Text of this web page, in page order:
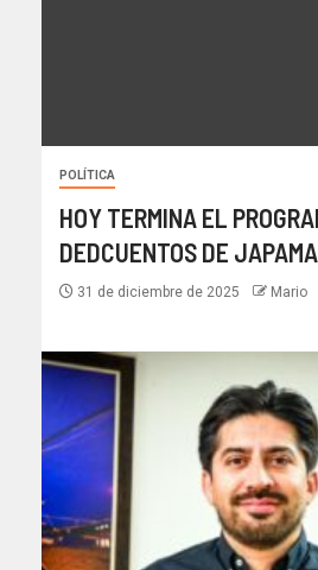
POLÍTICA
HOY TERMINA EL
DEDCUENTOS DE
31 de diciembre de 2025 Mario